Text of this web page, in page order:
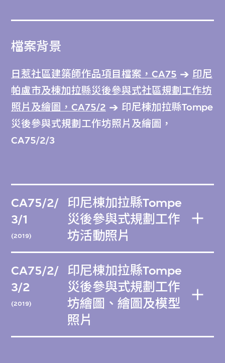
檔案背景
日惹社區建築師作品項目檔案，CA75
印尼
帕盧市及棟加拉縣災後參與式社區規劃工作坊
照片及繪圖，CA75/2
印尼棟加拉縣Tompe
災後參與式規劃工作坊照片及繪圖，
CA75/2/3
CA75/2/
3/1
(2019)
印尼棟加拉縣Tompe
災後參與式規劃工作
坊活動照片
CA75/2/
3/2
(2019)
印尼棟加拉縣Tompe
災後參與式規劃工作
坊繪圖、繪圖及模型
照片